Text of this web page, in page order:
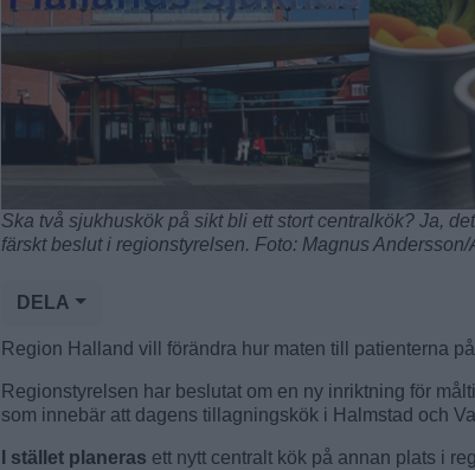
Ska två sjukhuskök på sikt bli ett stort centralkök? Ja,
färskt beslut i regionstyrelsen. Foto: Magnus
DELA
Region Halland vill förändra hur maten till patienterna
Regionstyrelsen har beslutat om en ny inriktning för
som innebär att dagens tillagningskök i Halmstad och
I stället planeras ett nytt centralt kök på annan plats i